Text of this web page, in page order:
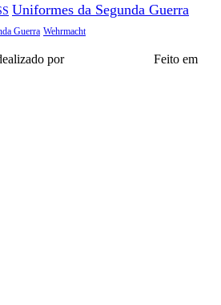
Uniformes da Segunda Guerra
Guerra Wehrmacht
por
Feito em